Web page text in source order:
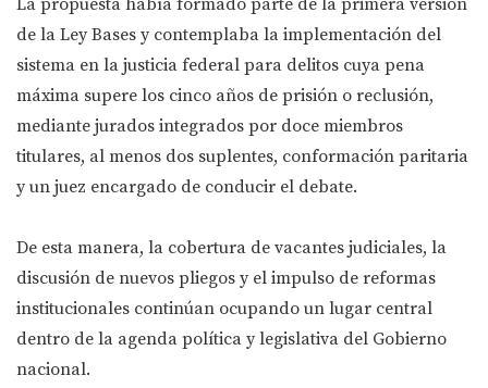
La propuesta había formado parte de la primera versión
de la Ley Bases y contemplaba la implementación del
sistema en la justicia federal para delitos cuya pena
máxima supere los cinco años de prisión o reclusión,
mediante jurados integrados por doce miembros
titulares, al menos dos suplentes, conformación paritaria
y un juez encargado de conducir el debate.
De esta manera, la cobertura de vacantes judiciales, la
discusión de nuevos pliegos y el impulso de reformas
institucionales continúan ocupando un lugar central
dentro de la agenda política y legislativa del Gobierno
nacional.